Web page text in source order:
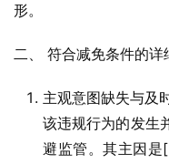
形。
二、 符合减免条件的详
主观意图缺失与及
该违规行为的发生
避监管。其主因是